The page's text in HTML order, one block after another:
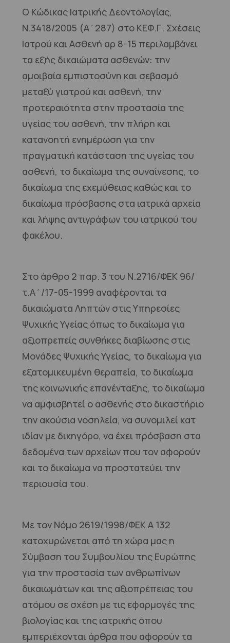
Ο Κώδικας Ιατρικής Δεοντολογίας,
Ν.3418/2005 (Α΄287) στο ΚΕΦ.Γ. Σχέσεις
Ιατρού και Ασθενή αρ 8-15 περιλαμβάνει
τα εξής δικαιώματα ασθενών: την
αμοιβαία εμπιστοσύνη και σεβασμό
μεταξύ γιατρού και ασθενή, την
προτεραιότητα στην προστασία της
υγείας του ασθενή, την πλήρη και
κατανοητή ενημέρωση για την
πραγματική κατάσταση της υγείας του
ασθενή, το δικαίωμα της συναίνεσης, το
δικαίωμα της εχεμύθειας καθώς και το
δικαίωμα πρόσβασης στα ιατρικά αρχεία
και λήψης αντιγράφων του ιατρικού του
φακέλου.
Στο άρθρο 2 παρ. 3 του Ν.2716/ΦΕΚ 96/
τ.Α΄/17-05-1999 αναφέρονται τα
δικαιώματα Ληπτών στις Υπηρεσίες
Ψυχικής Υγείας όπως το δικαίωμα για
αξιοπρεπείς συνθήκες διαβίωσης στις
Μονάδες Ψυχικής Υγείας, το δικαίωμα για
εξατομικευμένη θεραπεία, το δικαίωμα
της κοινωνικής επανένταξης, το δικαίωμα
να αμφισβητεί ο ασθενής στο δικαστήριο
την ακούσια νοσηλεία, να συνομιλεί κατ
ιδίαν με δικηγόρο, να έχει πρόσβαση στα
δεδομένα των αρχείων που τον αφορούν
και το δικαίωμα να προστατεύει την
περιουσία του.
Με τον Νόμο 2619/1998/ΦΕΚ Α 132
κατοχυρώνεται από τη χώρα μας η
Σύμβαση του Συμβουλίου της Ευρώπης
για την προστασία των ανθρωπίνων
δικαιωμάτων και της αξιοπρέπειας του
ατόμου σε σχέση με τις εφαρμογές της
βιολογίας και της ιατρικής όπου
εμπεριέχονται άρθρα που αφορούν τα